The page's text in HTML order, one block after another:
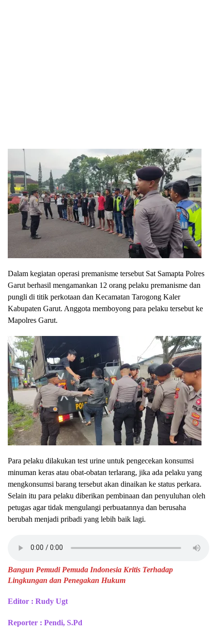
Dalam kegiatan operasi premanisme tersebut Sat Samapta Polres
Garut berhasil mengamankan 12 orang pelaku premanisme dan
pungli di titik perkotaan dan Kecamatan Tarogong Kaler
Kabupaten Garut. Anggota memboyong para pelaku tersebut ke
Mapolres Garut.
Para pelaku dilakukan test urine untuk pengecekan konsumsi
minuman keras atau obat-obatan terlarang, jika ada pelaku yang
mengkonsumsi barang tersebut akan dinaikan ke status perkara.
Selain itu para pelaku diberikan pembinaan dan penyuluhan oleh
petugas agar tidak mengulangi perbuatannya dan berusaha
berubah menjadi pribadi yang lebih baik lagi.
Bangun Pemudi Pemuda Indonesia Kritis Terhadap
Lingkungan dan Penegakan Hukum
Editor : Rudy Ugt
Reporter : Pendi, S.Pd